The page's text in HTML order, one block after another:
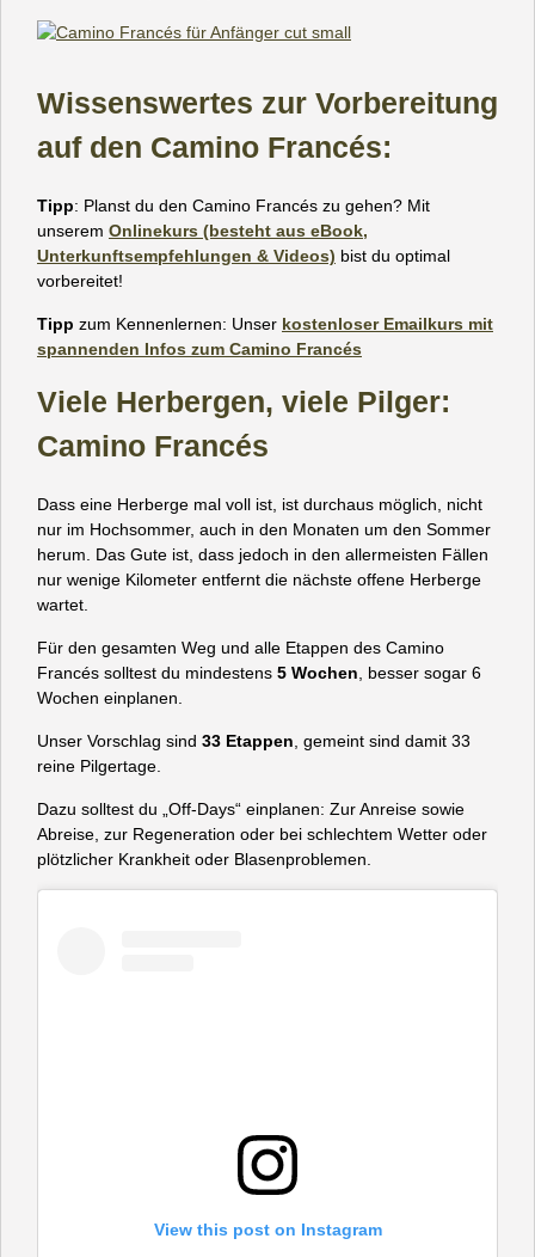
Wissenswertes zur Vorbereitung
auf den Camino Francés:
Tipp: Planst du den Camino Francés zu gehen? Mit
unserem Onlinekurs (besteht aus eBook,
Unterkunftsempfehlungen & Videos) bist du optimal
vorbereitet!
Tipp zum Kennenlernen: Unser kostenloser Emailkurs mit
spannenden Infos zum Camino Francés
Viele Herbergen, viele Pilger:
Camino Francés
Dass eine Herberge mal voll ist, ist durchaus möglich, nicht
nur im Hochsommer, auch in den Monaten um den Sommer
herum. Das Gute ist, dass jedoch in den allermeisten Fällen
nur wenige Kilometer entfernt die nächste offene Herberge
wartet.
Für den gesamten Weg und alle Etappen des Camino
Francés solltest du mindestens 5 Wochen , besser sogar 6
Wochen einplanen.
Unser Vorschlag sind 33 Etappen , gemeint sind damit 33
reine Pilgertage.
Dazu solltest du „Off-Days“ einplanen: Zur Anreise sowie
Abreise, zur Regeneration oder bei schlechtem Wetter oder
plötzlicher Krankheit oder Blasenproblemen.
View this post on Instagram